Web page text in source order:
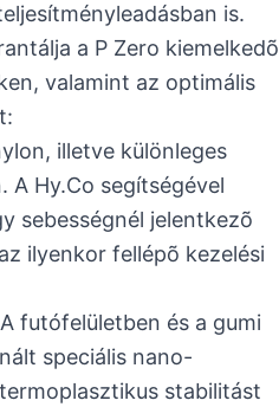
is.
a P Zero kiemelkedõ
valamint az optimális
illetve különleges
A Hy.Co segítségével
sebességnél jelentkezõ
ilyenkor fellépõ kezelési
futófelületben és a gumi
speciális nano-
stabilitást